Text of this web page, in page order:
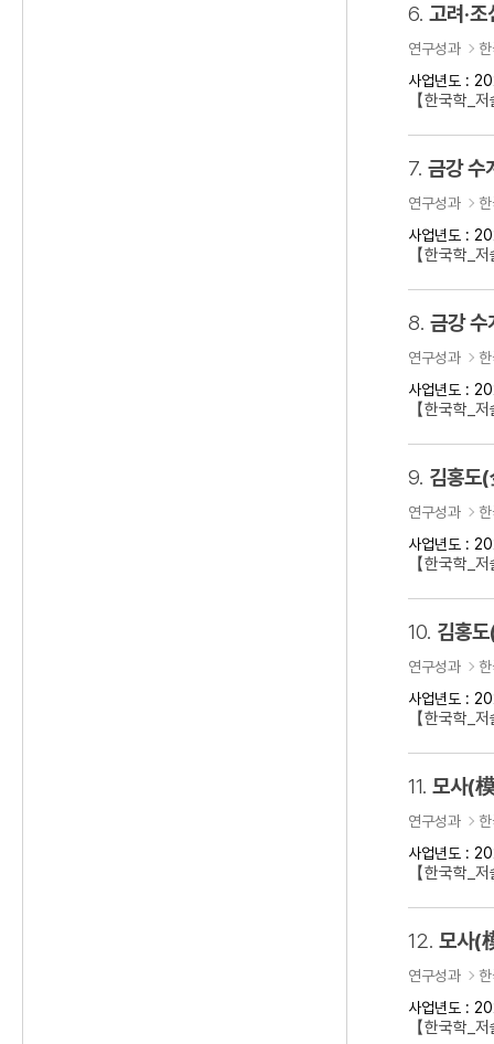
6. 고려·
연구성과
사업년도 :
【한국학
7. 금강 수
연구성과
사업년도 :
【한국학_
8. 금강 수
연구성과
사업년도 :
【한국학
9. 김홍도
연구성과
사업년도 :
【한국학_
10. 김홍
연구성과
사업년도 :
【한국학_
11. 모사(
연구성과
사업년도 :
【한국학_
12. 모사(
연구성과
사업년도 :
【한국학_